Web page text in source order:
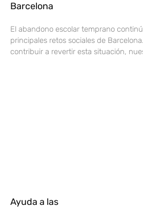
Barcelona
El abandono escolar temprano
principales retos sociales de
contribuir a revertir esta situación,
Ayuda a las